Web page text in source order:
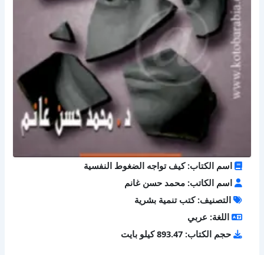
اسم الكتاب: كيف تواجه الضغوط النفسية
اسم الكاتب: محمد حسن غانم
التصنيف: كتب تنمية بشرية
اللغة: عربي
حجم الكتاب: 893.47 كيلو بايت